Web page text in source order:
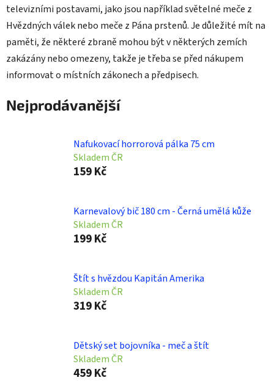
televizními postavami, jako jsou například světelné meče z
Hvězdných válek nebo meče z Pána prstenů. Je důležité mít na
paměti, že některé zbraně mohou být v některých zemích
zakázány nebo omezeny, takže je třeba se před nákupem
informovat o místních zákonech a předpisech.
Nejprodávanější
Nafukovací horrorová pálka 75 cm
Skladem ČR
159 Kč
Karnevalový bič 180 cm - Černá umělá kůže
Skladem ČR
199 Kč
Štít s hvězdou Kapitán Amerika
Skladem ČR
319 Kč
Dětský set bojovníka - meč a štít
Skladem ČR
459 Kč